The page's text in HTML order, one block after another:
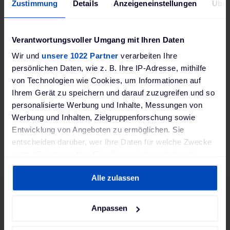
Zustimmung Details Anzeigeneinstellungen
Verantwortungsvoller Umgang mit Ihren Daten
Wir und unsere 1022 Partner verarbeiten Ihre
persönlichen Daten, wie z. B. Ihre IP-Adresse, mithilfe
von Technologien wie Cookies, um Informationen auf
Ihrem Gerät zu speichern und darauf zuzugreifen und so
personalisierte Werbung und Inhalte, Messungen von
Werbung und Inhalten, Zielgruppenforschung sowie
Entwicklung von Angeboten zu ermöglichen. Sie
entscheiden darüber, wer Ihre Daten für welche Zwecke
Cookie-Erklärung oder durch Klicken auf das Privacy
Trigger Symbol ändern oder widerrufen
Wenn Sie es erlauben, würden wir auch gerne:
Alle zulassen
Anpassen
Adaptateur de prise NRGkick
Délai de livraison: 2-3 semaines, livraison Express n'est
Details
FAVORIS COMPARER
Abonnez-vous à notre